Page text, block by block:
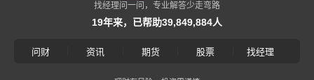
找经理问一问，专业解答少走弯路
19年来，已帮助39,849,884人
问财 资讯 期货 股票 找经理